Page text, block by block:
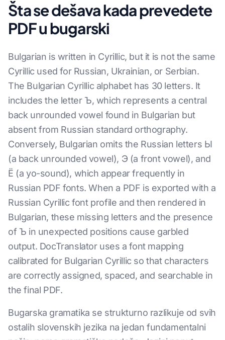
Šta se dešava kada prevedete
PDF u bugarski
Bulgarian is written in Cyrillic, but it is not the same
Cyrillic used for Russian, Ukrainian, or Serbian.
The Bulgarian Cyrillic alphabet has 30 letters. It
includes the letter Ъ, which represents a central
back unrounded vowel found in Bulgarian but
absent from Russian standard orthography.
Conversely, Bulgarian omits the Russian letters Ы
(a back unrounded vowel), Э (a front vowel), and
Ё (a yo-sound), which appear frequently in
Russian PDF fonts. When a PDF is exported with a
Russian Cyrillic font profile and then rendered in
Bulgarian, these missing letters and the presence
of Ъ in unexpected positions cause garbled
output. DocTranslator uses a font mapping
calibrated for Bulgarian Cyrillic so that characters
are correctly assigned, spaced, and searchable in
the final PDF.
Bugarska gramatika se strukturno razlikuje od svih
ostalih slovenskih jezika na jedan fundamentalni